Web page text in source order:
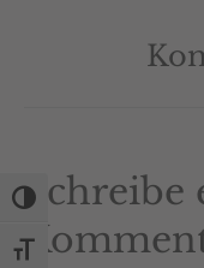
Umschalten auf hohe
Schrift vergrößern
Schreibe